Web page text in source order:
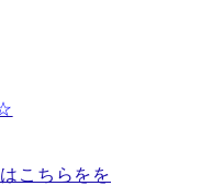
こちらをを